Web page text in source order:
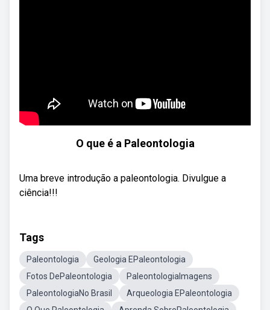
O que é a Paleontologia
Uma breve introdução a paleontologia. Divulgue a
ciência!!!
Tags
Paleontologia
Geologia EPaleontologia
Fotos DePaleontologia
PaleontologiaImagens
PaleontologiaNo Brasil
Arqueologia EPaleontologia